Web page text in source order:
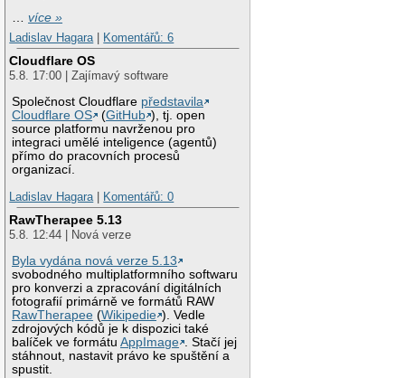
…více »
Ladislav Hagara
Komentářů: 6
Cloudflare OS
5.8. 17:00 | Zajímavý software
Společnost Cloudflare představila
Cloudflare OS
(GitHub ), tj. open
source platformu navrženou pro
integraci umělé inteligence (agentů)
přímo do pracovních procesů
organizací.
Ladislav Hagara
Komentářů: 0
RawTherapee 5.13
5.8. 12:44 | Nová verze
Byla vydána nová verze 5.13
svobodného multiplatformního softwaru
pro konverzi a zpracování digitálních
fotografií primárně ve formátů RAW
RawTherapee (Wikipedie ). Vedle
zdrojových kódů je k dispozici také
balíček ve formátuAppImage . Stačí jej
stáhnout, nastavit právo ke spuštění a
spustit.